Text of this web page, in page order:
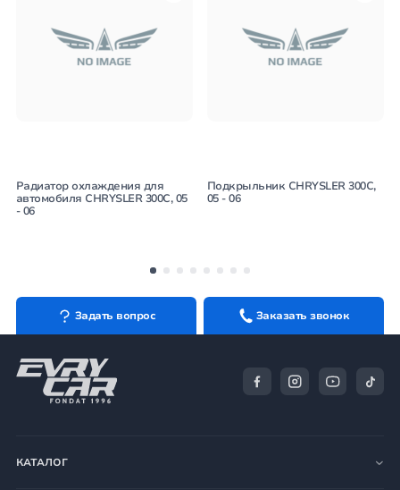
Радиатор охлаждения для
автомобиля CHRYSLER 300C, 05
- 06
Подкрыльник CHRYSLER 300C,
05 - 06
Задать вопрос Заказать звонок
КАТАЛОГ